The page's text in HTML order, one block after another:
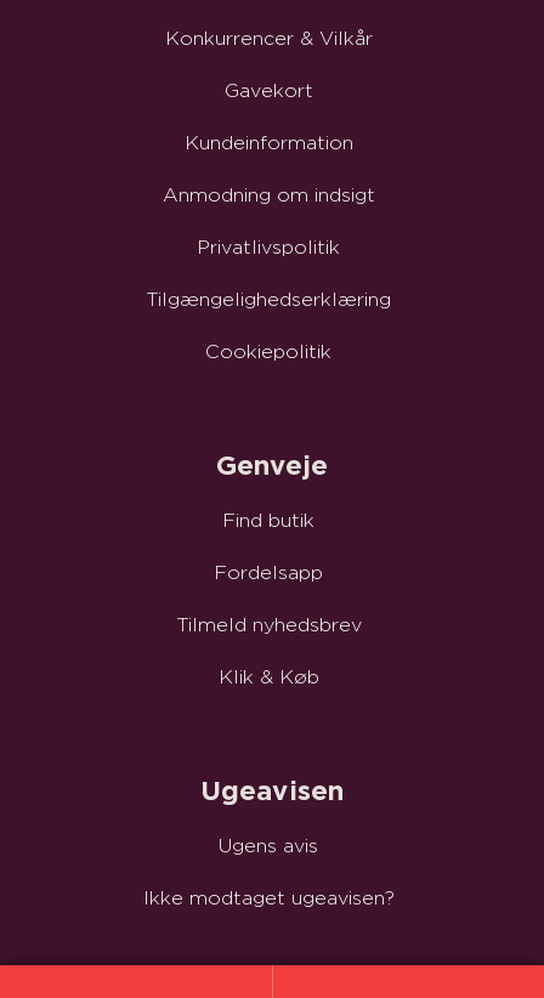
Konkurrencer & Vilkår
Gavekort
Kundeinformation
Anmodning om indsigt
Privatlivspolitik
Tilgængelighedserklæring
Cookiepolitik
Genveje
Find butik
Fordelsapp
Tilmeld nyhedsbrev
Klik & Køb
Ugeavisen
Ugens avis
Ikke modtaget ugeavisen?